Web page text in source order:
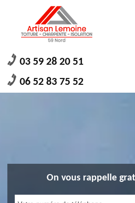
03 59 28 20 51
06 52 83 75 52
On vous rappelle